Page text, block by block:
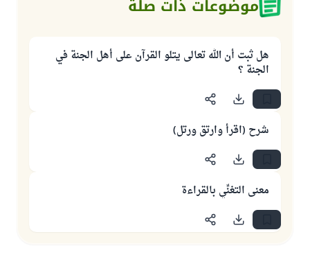
موضوعات ذات صلة
هل ثبت أن الله تعالى يتلو القرآن على أهل الجنة في
الجنة ؟
شرح (اقرأ وارتق ورتل)
معنى التغنِّي بالقراءة